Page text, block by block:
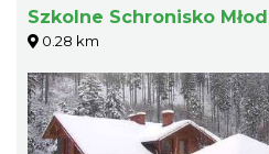
Szkolne Schronisko
0.28 km